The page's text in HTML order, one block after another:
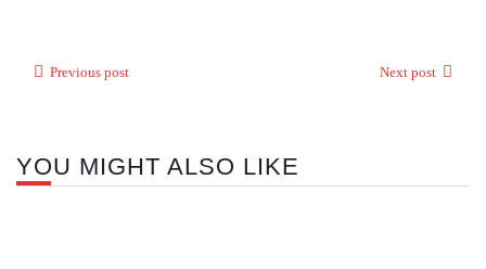
Previous post Next post
YOU MIGHT ALSO LIKE